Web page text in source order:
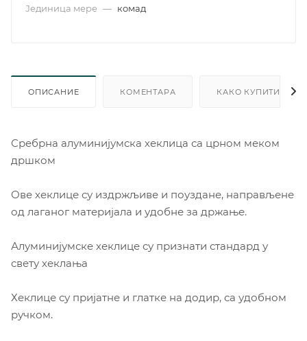
Јединица мере — комад
ОПИСАНИЕ КОМЕНТАРА КАКО КУПИТИ
Сребрна алуминијумска хеклица са црном меком
дршком
Ове хеклице су издржљиве и поуздане, направљене
од лаганог материјала и удобне за држање.
Алуминијумске хеклице су признати стандард у
свету хеклања
Хеклице су пријатне и глатке на додир, са удобном
ручком.